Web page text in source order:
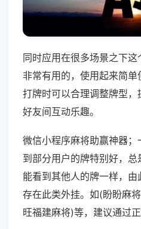
同时应用在很多场景之下
非常有用的，使用起来简
打牌时可以合理调整牌型
好友间互动乐趣。
微信小程序麻将助赢神器
到部分用户的牌特别好，
能看到其他人的牌一样，
存在此类外挂。如(盼盼麻
旺福建麻将)等，建议通过